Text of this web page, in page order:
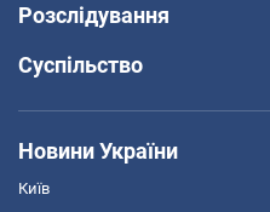
Розслідування
Суспільство
Новини України
Київ